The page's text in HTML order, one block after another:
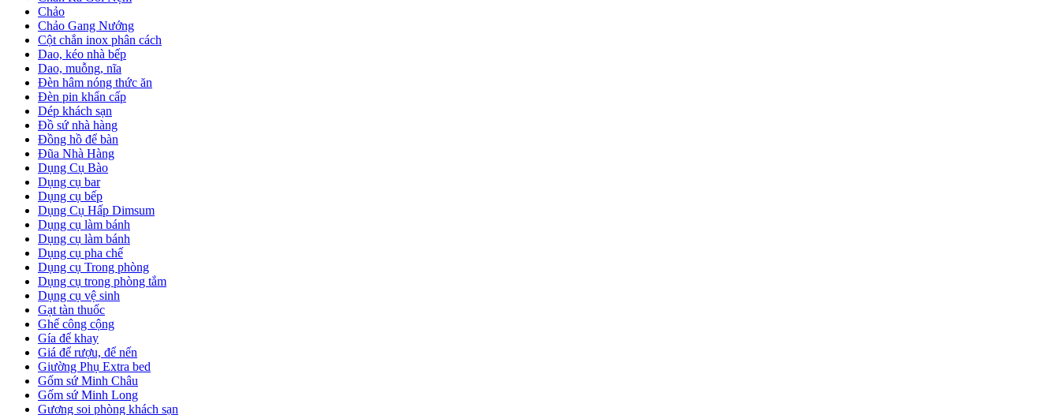
Chảo
Chảo Gang Nướng
Cột chắn inox phân cách
Dao, kéo nhà bếp
Dao, muỗng, nĩa
Đèn hâm nóng thức ăn
Đèn pin khẩn cấp
Dép khách sạn
Đồ sứ nhà hàng
Đồng hồ để bàn
Đũa Nhà Hàng
Dụng Cụ Bào
Dụng cụ bar
Dụng cụ bếp
Dụng Cụ Hấp Dimsum
Dụng cụ làm bánh
Dụng cụ làm bánh
Dụng cụ pha chế
Dụng cụ Trong phòng
Dụng cụ trong phòng tắm
Dụng cụ vệ sinh
Gạt tàn thuốc
Ghế công cộng
Gía để khay
Giá để rượu, để nến
Giường Phụ Extra bed
Gốm sứ Minh Châu
Gốm sứ Minh Long
Gương soi phòng khách sạn